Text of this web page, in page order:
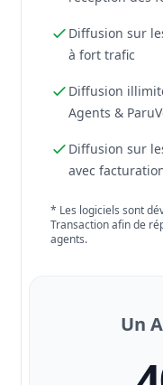
Diffusion sur
à fort trafic
Diffusion
Agents &
Diffusion sur
avec
* Les logiciels sont
Transaction afin de
agents.
Un